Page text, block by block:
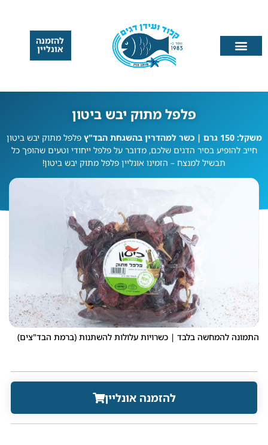
להזמנה
אונליין
פלפל מתוק יבש ביטון
משקל: 150 גרם | כשר למהדרין בהשגחת הבד"ץ
פלפל מתוק יבש ביטון
חייב להופיע בסיר הדגים שלכם, מדובר על פלפל ייחודי וטעים שהופך כל
תבשיל למנצח – הזמינו אונליין פלפל מתוק יבש ביטון!
התמונה להמחשה בלבד | כשרויות עלולות להשתנות (ברמת הבד"צים)
להזמנה אונליין